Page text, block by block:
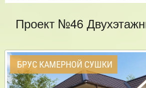
Проект №46
БРУС КАМЕРНОЙ СУШКИ